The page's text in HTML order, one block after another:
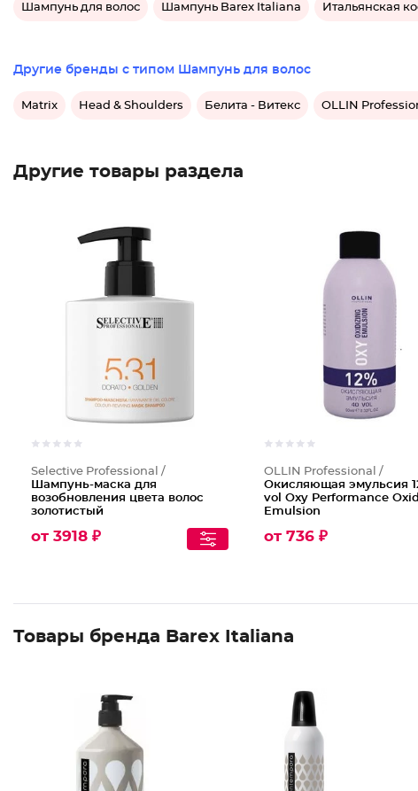
Шампунь для волос Шампунь Barex Italiana Итальянская
Другие бренды с типом Шампунь для волос
Matrix Head & Shoulders Белита - Витекс OLLIN
Другие товары раздела
Selective Professional /
Шампунь-маска для
возобновления цвета волос
золотистый
от 3918 ₽
OLLIN Professional /
Окисляющая эмульсия
vol Oxy Performance
Emulsion
от 736 ₽
Товары бренда Barex Italiana